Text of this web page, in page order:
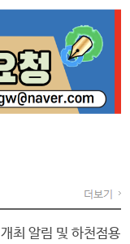
최 알림 및 하천점용